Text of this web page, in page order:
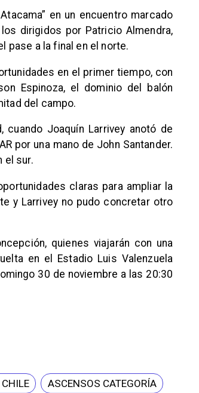
en un encuentro marcado
dirigidos por Patricio Almendra,
pase a la final en el norte.
en el primer tiempo, con
Espinoza, el dominio del balón
del campo.
Joaquín Larrivey anotó de
por una mano de John Santander.
el sur.
claras para ampliar la
y Larrivey no pudo concretar otro
quienes viajarán con una
en el Estadio Luis Valenzuela
30 de noviembre a las 20:30
CHILE ASCENSOS CATEGORÍA